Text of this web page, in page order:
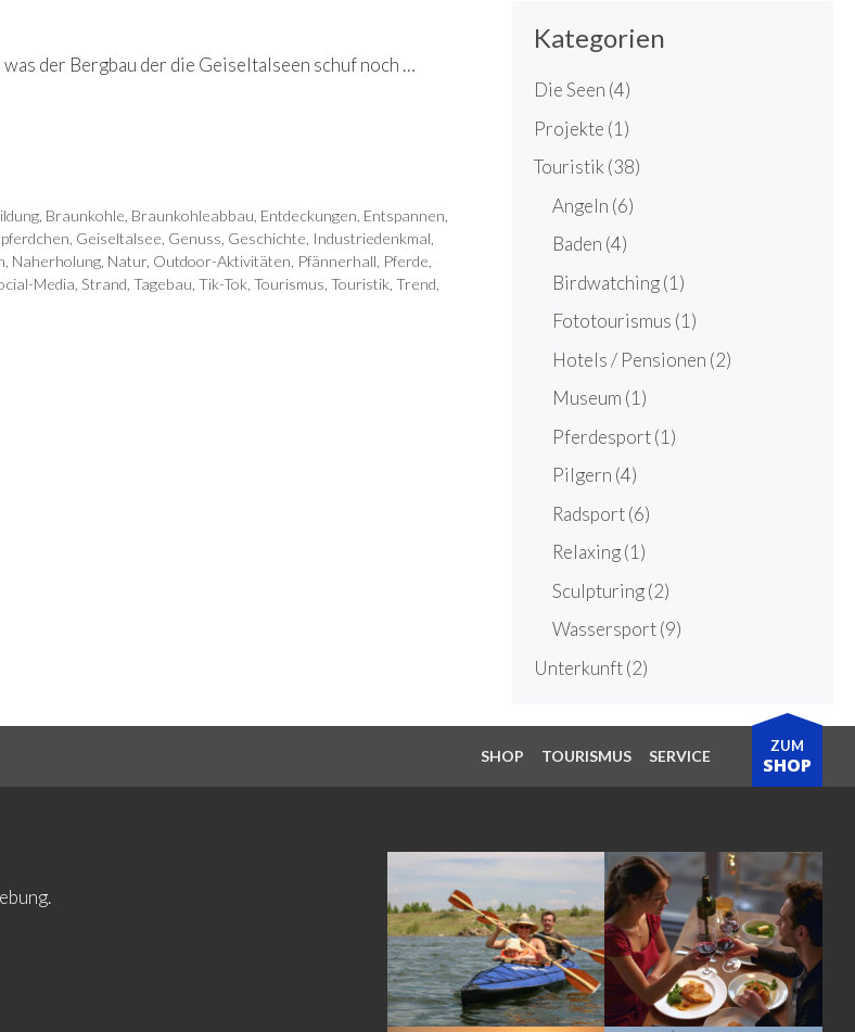
der Bergbau der die Geiseltalseen schuf noch …
Braunkohle Braunkohleabbau Entdeckungen Entspannen
Geiseltalsee Genuss Geschichte Industriedenkmal
Naherholung Natur, Outdoor-Aktivitäten Pfännerhall Pferde
Media Strand Tagebau Tik-Tok Tourismus Touristik Trend
Kategorien
Die Seen (4)
Projekte (1)
Touristik (38)
Angeln (6)
Baden (4)
Birdwatching(1)
Fototourismus (1)
Hotels / Pensionen (2)
Museum (1)
Pferdesport(1)
Pilgern (4)
Radsport(6)
Relaxing(1)
Sculpturing(2)
Wassersport(9)
Unterkunft(2)
SHOP TOURISMUS SERVICE
ZUM
SHOP